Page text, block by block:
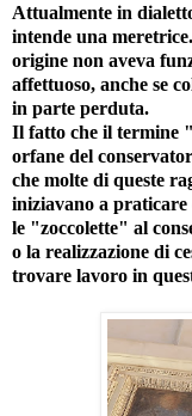
Attualmente in
intende una
origine non aveva
affettuoso, anche se
in parte perduta.
Il fatto che il termine
orfane del
che molte di queste
iniziavano a praticare
le "zoccolette" al
o la realizzazione di
trovare lavoro in